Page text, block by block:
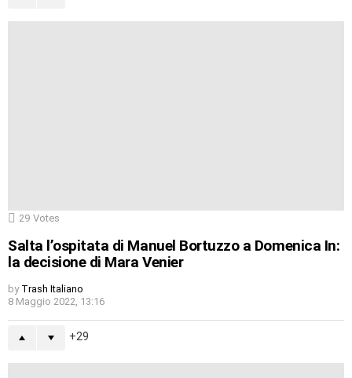
29 Votes
Salta l’ospitata di Manuel Bortuzzo a Domenica In:
la decisione di Mara Venier
by Trash Italiano
8 Maggio 2022, 13:16
29